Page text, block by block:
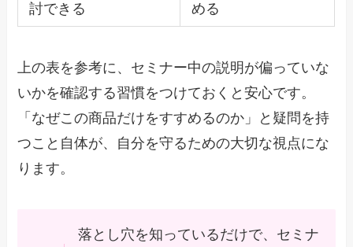
討できる
める
上の表を参考に、セミナー中の説明が偏っていな
いかを確認する習慣をつけておくと安心です。
「なぜこの商品だけをすすめるのか」と疑問を持
つこと自体が、自分を守るための大切な視点にな
ります。
落とし穴を知っているだけで、セミナ